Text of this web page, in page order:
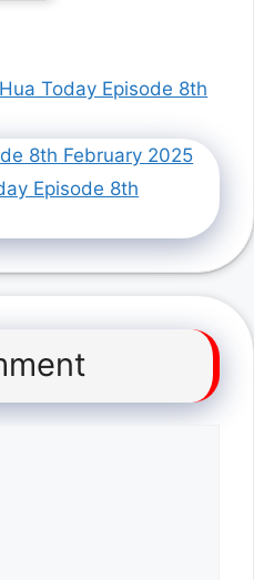
Today Episode 8th
8th February 2025
Episode 8th